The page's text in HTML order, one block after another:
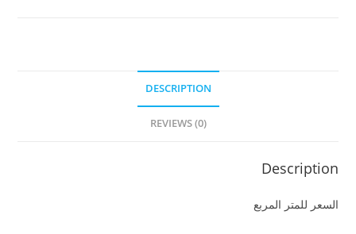
DESCRIPTION
REVIEWS (0)
Description
السعر للمتر المربع